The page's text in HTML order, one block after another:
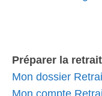
Préparer la
Mon dossier
Mon compte